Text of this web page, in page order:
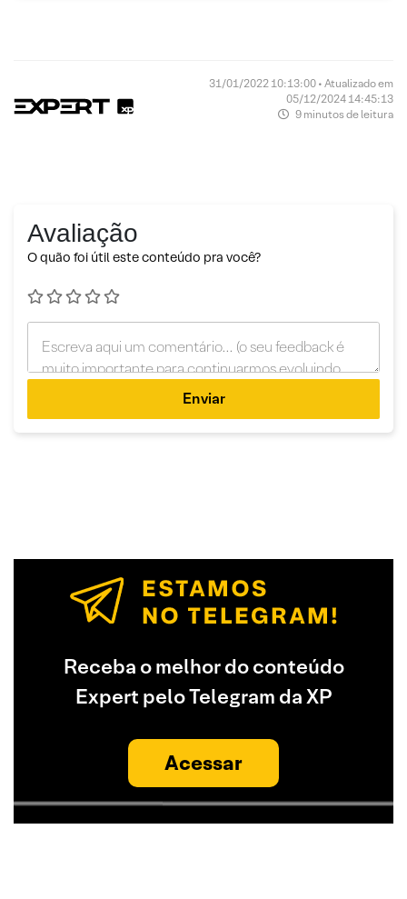
31/01/2022 10:13:00 • Atualizado em
05/12/2024 14:45:13
9 minutos de leitura
Avaliação
O quão foi útil este conteúdo pra você?
Enviar
Receba o melhor do conteúdo
Expert pelo Telegram da XP
Acessar